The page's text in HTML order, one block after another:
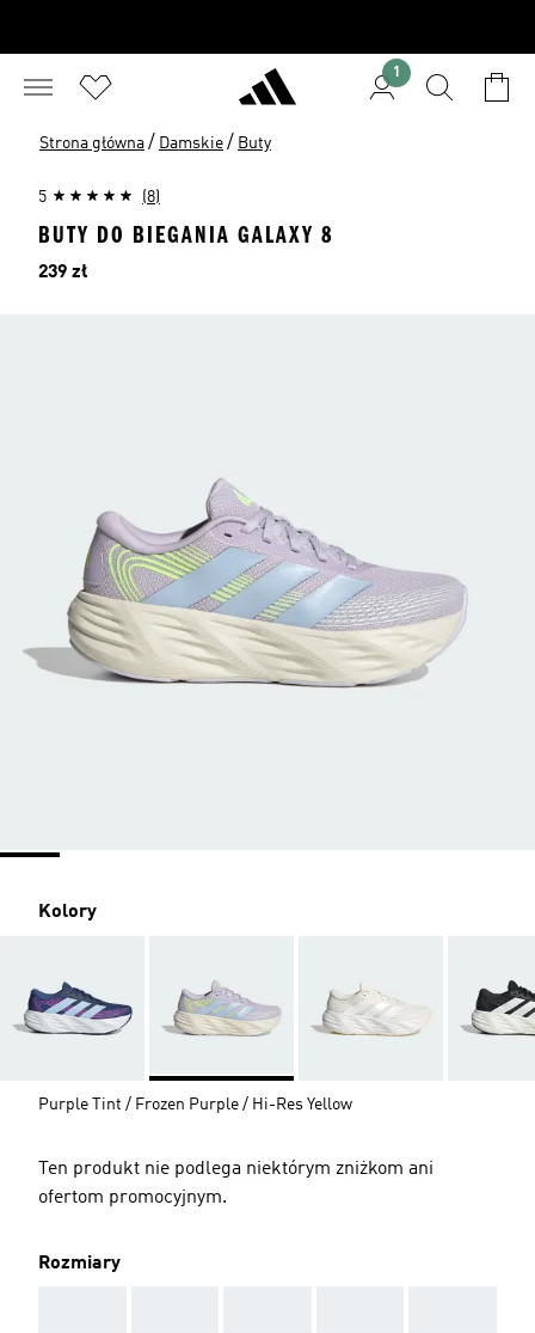
1
Strona główna / Damskie / Buty
5 (8)
BUTY DO BIEGANIA GALAXY 8
Cena
239 zł
Kolory
Purple Tint / Frozen Purple / Hi-Res Yellow
Ten produkt nie podlega niektórym zniżkom ani
ofertom promocyjnym.
Rozmiary